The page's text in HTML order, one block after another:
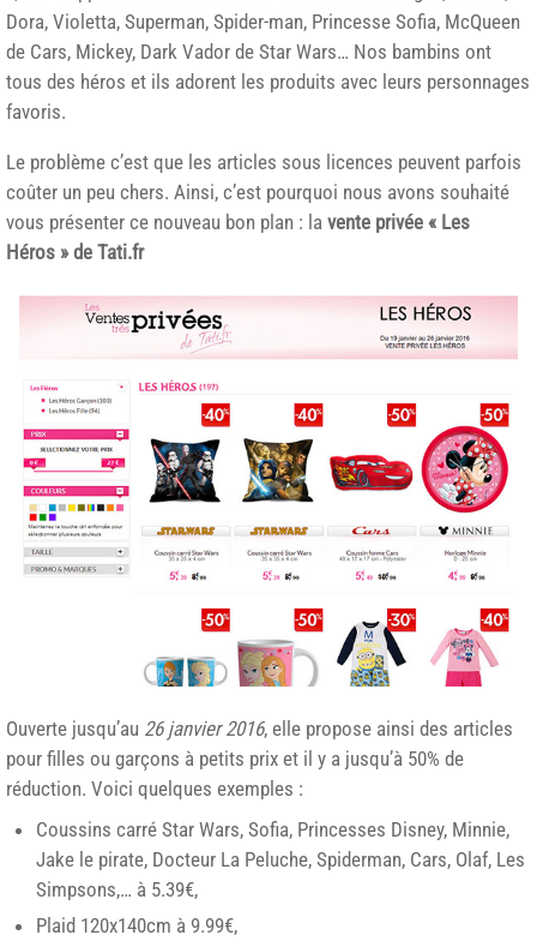
Dora, Violetta, Superman, Spider-man, Princesse Sofia, McQueen
de Cars, Mickey, Dark Vador de Star Wars… Nos bambins ont
tous des héros et ils adorent les produits avec leurs personnages
favoris.
Le problème c’est que les articles sous licences peuvent parfois
coûter un peu chers. Ainsi, c’est pourquoi nous avons souhaité
vous présenter ce nouveau bon plan : la vente privée « Les
Héros » de Tati.fr
Ouverte jusqu’au 26 janvier 2016, elle propose ainsi des articles
pour filles ou garçons à petits prix et il y a jusqu’à 50% de
réduction. Voici quelques exemples :
Coussins carré Star Wars, Sofia, Princesses Disney, Minnie,
Jake le pirate, Docteur La Peluche, Spiderman, Cars, Olaf, Les
Simpsons,… à 5.39€,
Plaid 120x140cm à 9.99€,